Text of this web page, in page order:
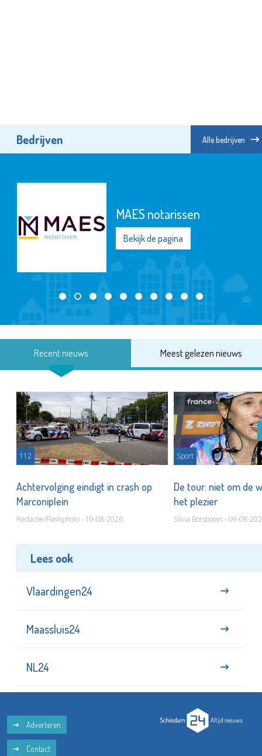
Bedrijven Alle bedrijven
MAES notarissen
Bekijk de pagina
Recent nieuws Meest gelezen nieuws
112
Achtervolging eindigt in crash op
Marconiplein
Redactie/Flashphoto - 10-08-2026
Sport
De tour: niet om de
het plezier
Silvia Borsboom - 09-08-
Lees ook
Vlaardingen24
Maassluis24
NL24
Adverteren
Contact